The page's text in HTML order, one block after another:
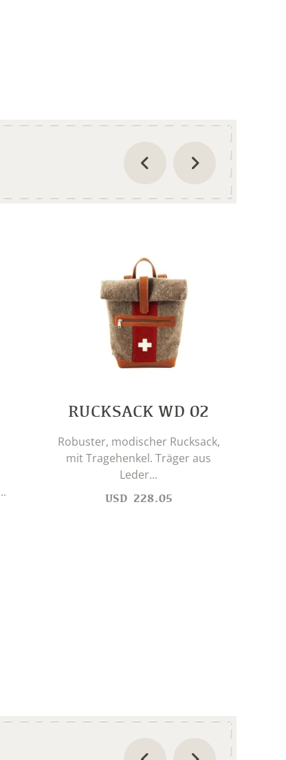
RUCKSACK WD 02
Robuster, modischer Rucksack,
mit Tragehenkel. Träger aus
Leder...
USD 228.05